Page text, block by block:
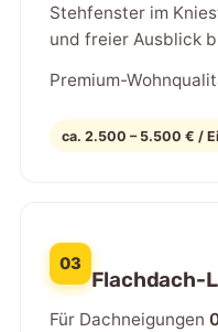
Stehfenster im
und freier Ausblick
Premium-
ca. 2.500 – 5.500 € /
03
Flachdach-
Für Dachneigungen